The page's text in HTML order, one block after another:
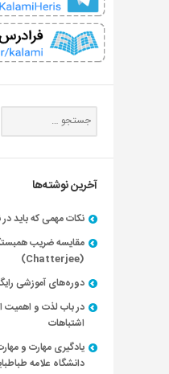
آخرین نوشته‌ها
نکات مهمی که باید
مقایسه ضریب
(Chatterjee)
دوره‌های آموزشی
در باب لذت و اهمیت
اشتباهات
یادگیری مهارت و
دانشگاه علامه